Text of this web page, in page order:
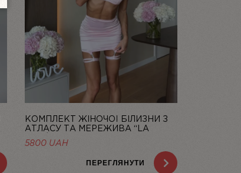
КОМПЛЕКТ ЖІНОЧОЇ БІЛИЗНИ З
АТЛАСУ ТА МЕРЕЖИВА “LA
ROSÉE” ЗІ СПІДНИЦЕЮ — LINIYA
5800 UAH
ПЕРЕГЛЯНУТИ